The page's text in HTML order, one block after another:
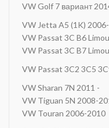
VW Golf 7 вариант
VW Jetta A5 (1K)
VW Passat 3C B6
VW Passat 3C B7
VW Passat 3C2 3C5
VW Sharan 7N 2011 -
VW Tiguan 5N 2008-
VW Touran 2006-2010